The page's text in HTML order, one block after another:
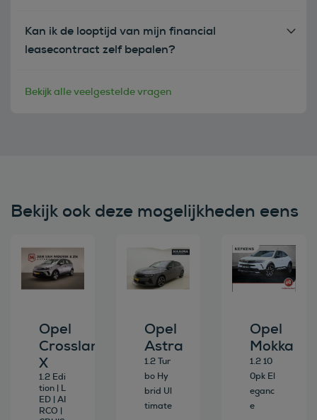
Kan ik de looptijd van mijn financial
leasecontract zelf bepalen?
Bekijk alle veelgestelde vragen
Bekijk ook deze mogelijkheden eens
Bekijk deze auto
Opel
Crossland
X
1.2 Edi
tion | L
ED | AI
RCO |
Bekijk deze auto
Opel
Astra
1.2 Tur
bo Hy
brid Ul
timate
Bekijk deze
Opel
Mokka
1.2 10
0pk El
eganc
e